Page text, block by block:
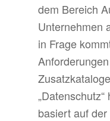
dem Bereich
Unternehmen
in Frage
basiert auf